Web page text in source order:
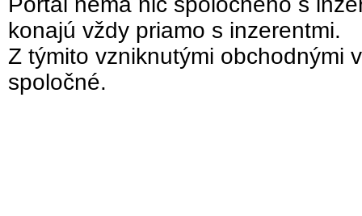
konajú vždy priamo s inzerentmi.
Z týmito vzniknutými obchodnými
spoločné.